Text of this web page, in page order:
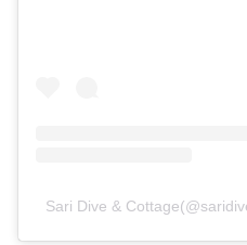
Sari Dive &